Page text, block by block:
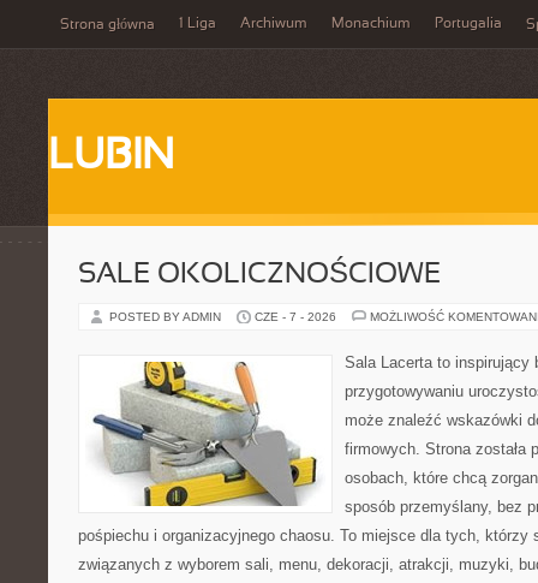
Strona główna 1 Liga Archiwum Monachium Portugalia
LUBIN
SALE OKOLICZNOŚCIOWE
POSTED BY ADMIN CZE - 7 - 2026 MOŻLIWOŚĆ
Sala Lacerta to inspirujący
przygotowywaniu
może znaleźć wskazówki
firmowych. Strona została
osobach, które chcą
sposób przemyślany, bez
pośpiechu i organizacyjnego chaosu. To miejsce dla tych, którzy
związanych z wyborem sali, menu, dekoracji, atrakcji, muzyki,